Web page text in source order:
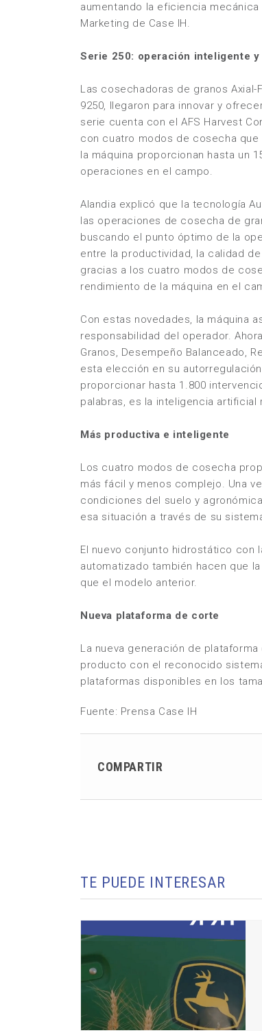
aumentando la eficiencia
Marketing de Case IH.
Serie 250: operación inteligente y
Las cosechadoras de granos
9250, llegaron para innovar y
serie cuenta con el AFS Harvest
con cuatro modos de cosecha
la máquina proporcionan hasta un
operaciones en el campo.
Alandia explicó que la tecnología
las operaciones de cosecha de
buscando el punto óptimo de la
entre la productividad, la calidad
gracias a los cuatro modos de
rendimiento de la máquina en el
Con estas novedades, la máquina
responsabilidad del operador.
Granos, Desempeño Balanceado,
esta elección en su
proporcionar hasta 1.800
palabras, es la inteligencia
Más productiva e inteligente
Los cuatro modos de cosecha
más fácil y menos complejo. Una
condiciones del suelo y
esa situación a través de su
El nuevo conjunto hidrostático con
automatizado también hacen que
que el modelo anterior.
Nueva plataforma de corte
La nueva generación de
producto con el reconocido
plataformas disponibles en los
Fuente: Prensa Case IH
COMPARTIR
TE PUEDE INTERESAR